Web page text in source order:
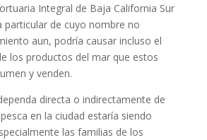
Integral de Baja California Sur
particular de cuyo nombre no
aun, podría causar incluso el
los productos del mar que estos
y venden.
directa o indirectamente de
en la ciudad estaría siendo
las familias de los